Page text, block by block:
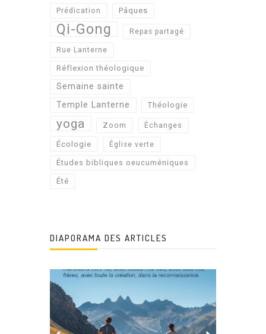
Prédication Pâques
Qi-Gong Repas partagé
Rue Lanterne
Réflexion théologique
Semaine sainte
Temple Lanterne
Théologie
yoga Zoom Échanges
Écologie Église verte
Études bibliques oeucuméniques
Été
DIAPORAMA DES ARTICLES